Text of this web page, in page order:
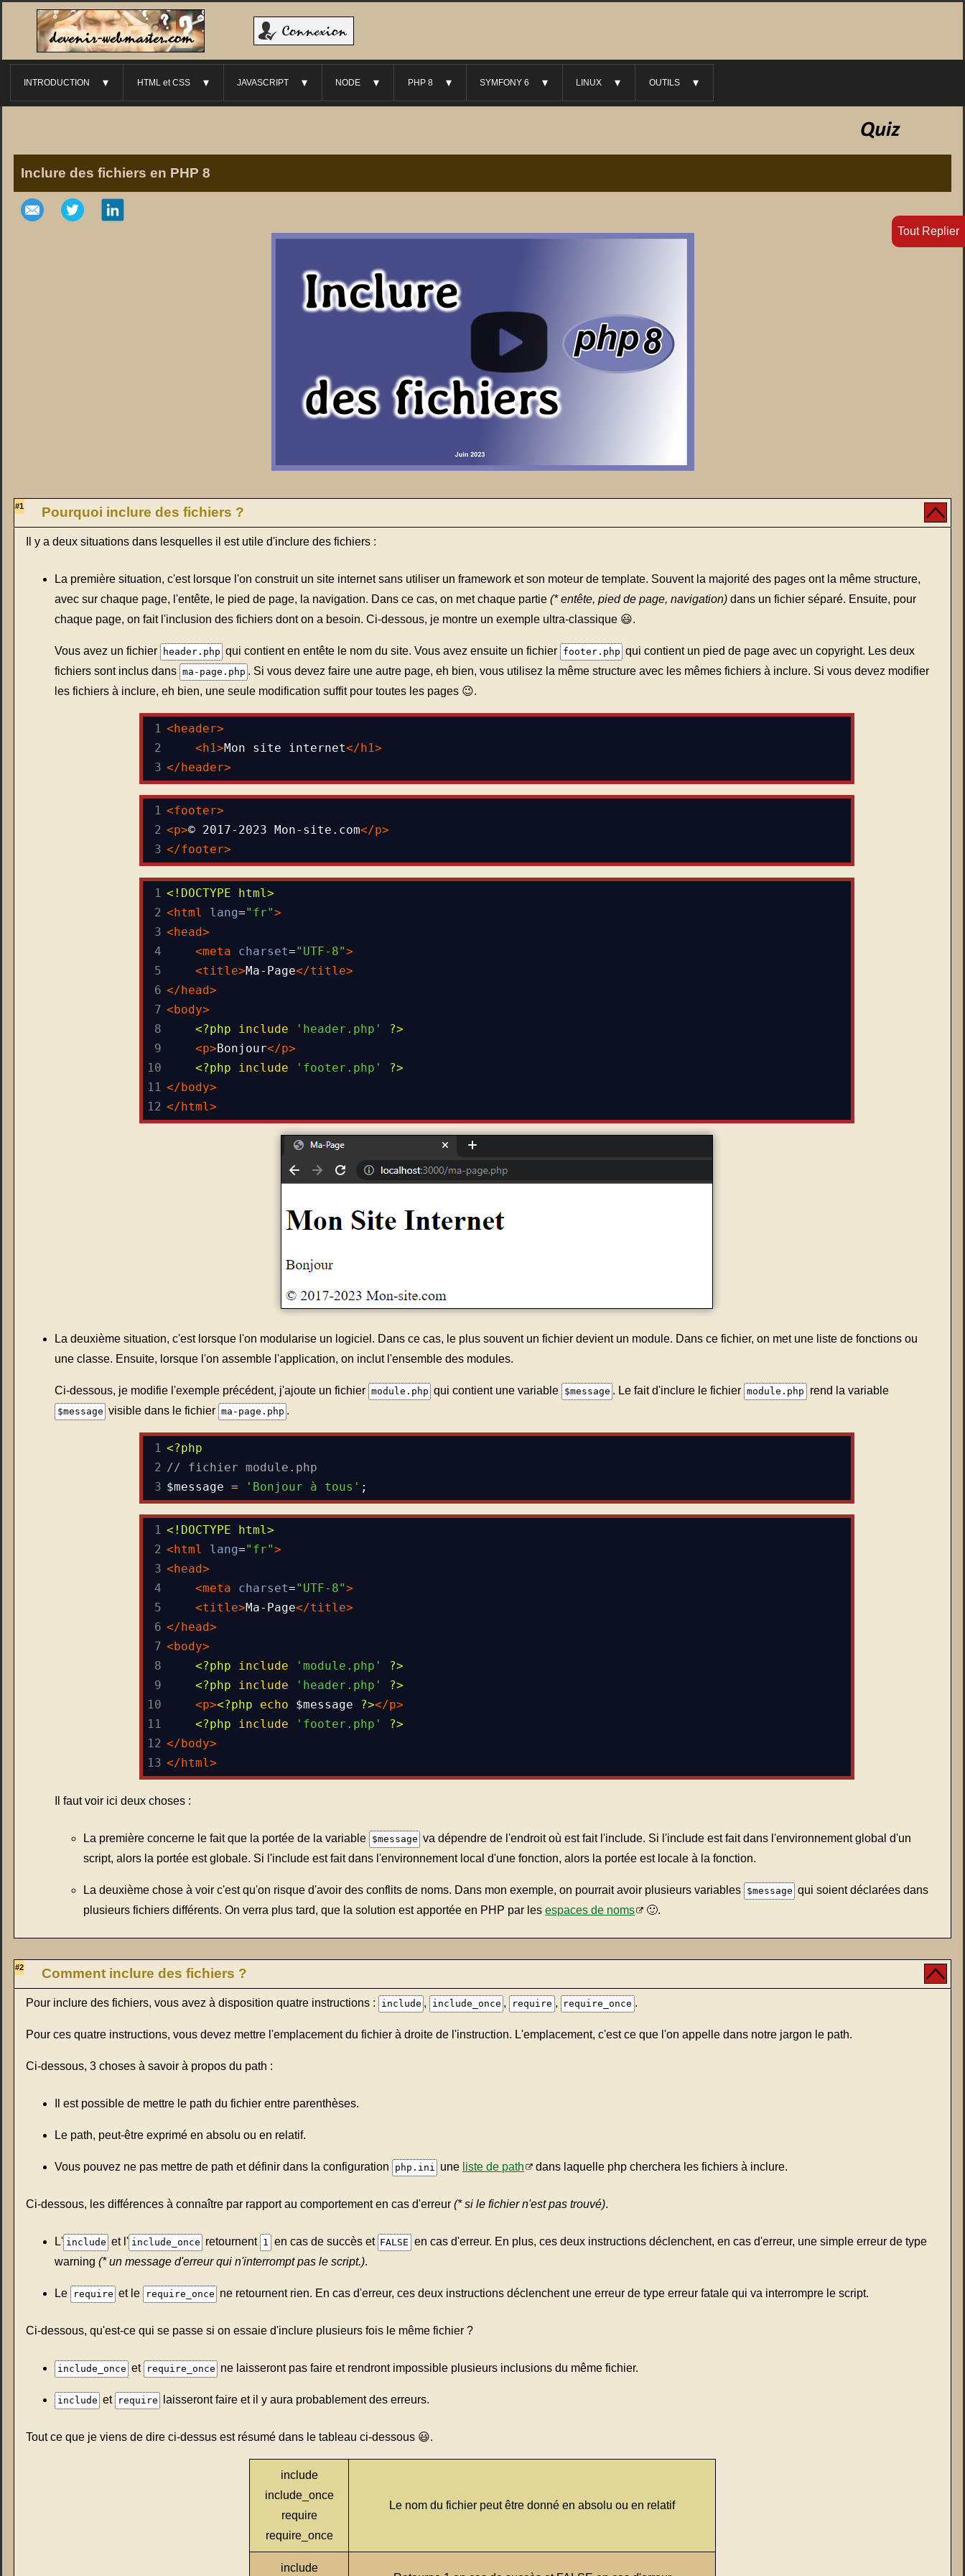
Tout Replier
INTRODUCTION ► HTML et CSS ► JAVASCRIPT ► NODE ► PHP 8 ► SYMFONY 6 ► LINUX ► OUTILS ►
Inclure des fichiers en PHP 8
#1 Pourquoi inclure des fichiers ?
Il y a deux situations dans lesquelles il est utile d'inclure des fichiers :
La première situation, c'est lorsque l'on construit un site internet sans utiliser un framework et son moteur de template. Souvent la majorité des pages ont la même structure,
avec sur chaque page, l'entête, le pied de page, la navigation. Dans ce cas, on met chaque partie (* entête, pied de page, navigation) dans un fichier séparé. Ensuite, pour
chaque page, on fait l'inclusion des fichiers dont on a besoin. Ci-dessous, je montre un exemple ultra-classique 😃.
Vous avez un fichier header.php qui contient en entête le nom du site. Vous avez ensuite un fichier footer.php qui contient un pied de page avec un copyright. Les deux
fichiers sont inclus dans ma-page.php . Si vous devez faire une autre page, eh bien, vous utilisez la même structure avec les mêmes fichiers à inclure. Si vous devez modifier
les fichiers à inclure, eh bien, une seule modification suffit pour toutes les pages 😉.
1 < header>
2
< h1>Mon site internet</ h1>
3 </ header>
1 <footer>
2 <p>© 2017-2023 Mon-site.com</p>
3 </footer>
1 <!DOCTYPE html>
2 < html lang="fr">
3 < head>
4
<meta charset="UTF-8">
5
<title>Ma-Page</title>
6 </ head>
7 < body>
8
<?php include 'header.php'
?>
9
<p>Bonjour</p>
10
<?php include 'footer.php'
?>
11 </ body>
12 </ html>
La deuxième situation, c'est lorsque l'on modularise un logiciel. Dans ce cas, le plus souvent un fichier devient un module. Dans ce fichier, on met une liste de fonctions ou
une classe. Ensuite, lorsque l'on assemble l'application, on inclut l'ensemble des modules.
Ci-dessous, je modifie l'exemple précédent, j'ajoute un fichier module.php qui contient une variable $message . Le fait d'inclure le fichier module.php rend la variable
$message visible dans le fichier ma-page.php .
1 <?php
2 // fichier module.php
3 $message = 'Bonjour à tous' ;
1 <!DOCTYPE html>
2 < html lang="fr">
3 < head>
4
<meta charset="UTF-8">
5
<title>Ma-Page</title>
6 </ head>
7 < body>
8
<?php include 'module.php'
?>
9
<?php include 'header.php'
?>
10
<p><?php echo $message ?></p>
11
<?php include 'footer.php'
?>
12 </ body>
13 </ html>
Il faut voir ici deux choses :
La première concerne le fait que la portée de la variable $message va dépendre de l'endroit où est fait l'include. Si l'include est fait dans l'environnement global d'un
script, alors la portée est globale. Si l'include est fait dans l'environnement local d'une fonction, alors la portée est locale à la fonction.
La deuxième chose à voir c'est qu'on risque d'avoir des conflits de noms. Dans mon exemple, on pourrait avoir plusieurs variables $message qui soient déclarées dans
plusieurs fichiers différents. On verra plus tard, que la solution est apportée en PHP par les espaces de noms 🙂.
#2 Comment inclure des fichiers ?
Pour inclure des fichiers, vous avez à disposition quatre instructions : include , include_once , require , require_once .
Pour ces quatre instructions, vous devez mettre l'emplacement du fichier à droite de l'instruction. L'emplacement, c'est ce que l'on appelle dans notre jargon le path.
Ci-dessous, 3 choses à savoir à propos du path :
Il est possible de mettre le path du fichier entre parenthèses.
Le path, peut-être exprimé en absolu ou en relatif.
Vous pouvez ne pas mettre de path et définir dans la configuration php.ini une liste de path dans laquelle php cherchera les fichiers à inclure.
Ci-dessous, les différences à connaître par rapport au comportement en cas d'erreur (* si le fichier n'est pas trouvé).
L' include et l' include_once retournent 1 en cas de succès et FALSE en cas d'erreur. En plus, ces deux instructions déclenchent, en cas d'erreur, une simple erreur de type
warning (* un message d'erreur qui n'interrompt pas le script.).
Le require et le require_once ne retournent rien. En cas d'erreur, ces deux instructions déclenchent une erreur de type erreur fatale qui va interrompre le script.
Ci-dessous, qu'est-ce qui se passe si on essaie d'inclure plusieurs fois le même fichier ?
include_once et require_once ne laisseront pas faire et rendront impossible plusieurs inclusions du même fichier.
include et require laisseront faire et il y aura probablement des erreurs.
Tout ce que je viens de dire ci-dessus est résumé dans le tableau ci-dessous 😃.
include
include_once
require
require_once
Le nom du fichier peut être donné en absolu ou en relatif
include